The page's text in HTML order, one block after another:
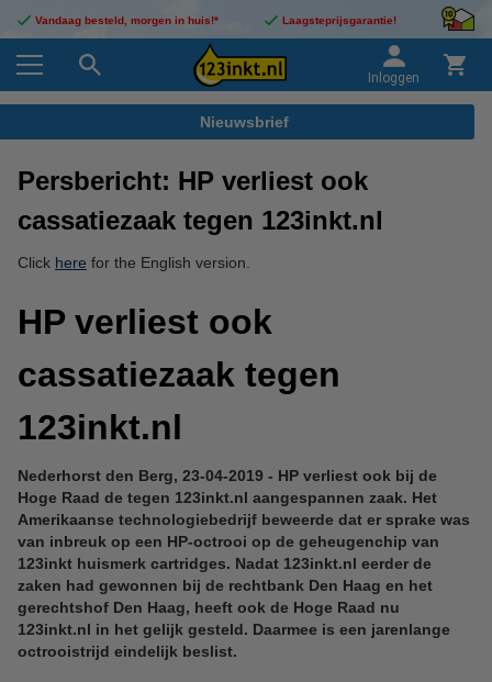
Vandaag besteld, morgen in huis!* Laagsteprijsgarantie!
Inloggen
Nieuwsbrief
Persbericht: HP verliest ook
cassatiezaak tegen 123inkt.nl
Click here for the English version.
HP verliest ook
cassatiezaak tegen
123inkt.nl
Nederhorst den Berg, 23-04-2019 - HP verliest ook bij de
Hoge Raad de tegen 123inkt.nl aangespannen zaak. Het
Amerikaanse technologiebedrijf beweerde dat er sprake was
van inbreuk op een HP-octrooi op de geheugenchip van
123inkt huismerk cartridges. Nadat 123inkt.nl eerder de
zaken had gewonnen bij de rechtbank Den Haag en het
gerechtshof Den Haag, heeft ook de Hoge Raad nu
123inkt.nl in het gelijk gesteld. Daarmee is een jarenlange
octrooistrijd eindelijk beslist.